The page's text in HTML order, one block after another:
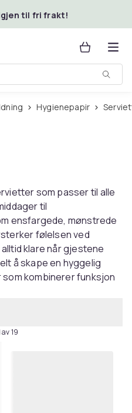
til fri frakt!
Hygienepapir
som passer til alle
til
ensfargede, mønstrede
følelsen ved
klare når gjestene
å skape en hyggelig
kombinerer funksjon
av 19